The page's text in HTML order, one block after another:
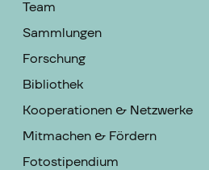
Team
Sammlungen
Forschung
Bibliothek
Kooperationen & Netzwerke
Mitmachen & Fördern
Fotostipendium